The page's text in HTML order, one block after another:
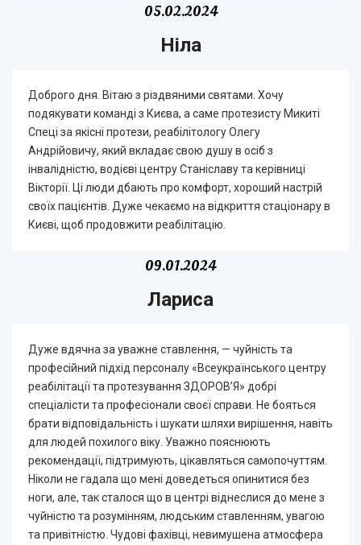
05.02.2024
Ніла
Доброго дня. Вітаю з різдвяними святами. Хочу
подякувати команді з Києва, а саме протезисту Микиті
Спеці за якісні протези, реабілітологу Олегу
Андрійовичу, який вкладає свою душу в осіб з
інвалідністю, водієві центру Станіславу та керівниці
Вікторії. Ці люди дбають про комфорт, хороший настрій
своїх пацієнтів. Дуже чекаємо на відкриття стаціонару в
Києві, щоб продовжити реабілітацію.
09.01.2024
Лариса
Дуже вдячна за уважне ставлення, — чуйність та
професійний підхід персоналу«Всеукраїнського центру
реабілітації та протезування ЗДОРОВ’Я» добрі
спеціалісти та професіонали своєї справи. Не бояться
брати відповідальність і шукати шляхи вирішення, навіть
для людей похилого віку. Уважно пояснюють
рекомендації, підтримують, цікавляться самопочуттям.
Ніколи не гадала що мені доведеться опинитися без
ноги, але, таксталося що в центрі віднеслися до мене з
чуйністю та розумінням, людським ставленням, увагою
та привітністю. Чудові фахівці, невимушена атмосфера